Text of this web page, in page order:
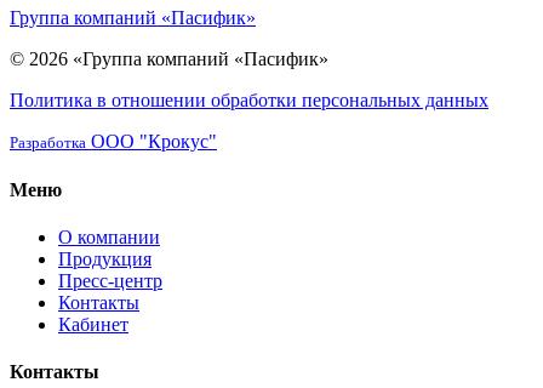
Группа компаний «Пасифик»
© 2026 «Группа компаний «Пасифик»
Политика в отношении обработки персональных данных
Разработка ООО "Крокус"
Меню
О компании
Продукция
Пресс-центр
Контакты
Кабинет
Контакты